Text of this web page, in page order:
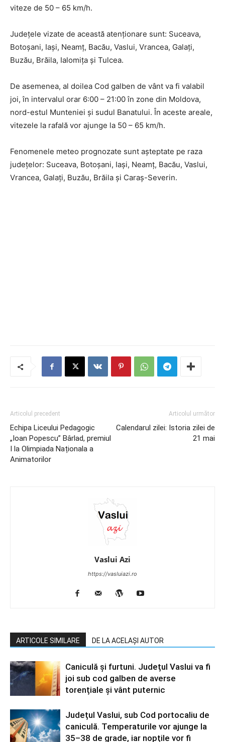
viteze de 50 – 65 km/h.
Județele vizate de această atenționare sunt: Suceava,
Botoșani, Iași, Neamț, Bacău, Vaslui, Vrancea, Galați,
Buzău, Brăila, Ialomița și Tulcea.
De asemenea, al doilea Cod galben de vânt va fi valabil
joi, în intervalul orar 6:00 – 21:00 în zone din Moldova,
nord-estul Munteniei și sudul Banatului. În aceste areale,
vitezele la rafală vor ajunge la 50 – 65 km/h.
Fenomenele meteo prognozate sunt așteptate pe raza
județelor: Suceava, Botoșani, Iași, Neamț, Bacău, Vaslui,
Vrancea, Galați, Buzău, Brăila și Caraș-Severin.
Articolul precedent
Echipa Liceului Pedagogic
„Ioan Popescu” Bârlad, premiul
I la Olimpiada Naționala a
Animatorilor
Articolul următor
Calendarul zilei: Istoria zilei de
21 mai
Vaslui Azi
https://vasluiazi.ro
ARTICOLE SIMILARE DE LA ACELAȘI AUTOR
Caniculă și furtuni. Județul Vaslui va fi
joi sub cod galben de averse
torențiale și vânt puternic
Județul Vaslui, sub Cod portocaliu de
caniculă. Temperaturile vor ajunge la
35–38 de grade, iar nopțile vor fi